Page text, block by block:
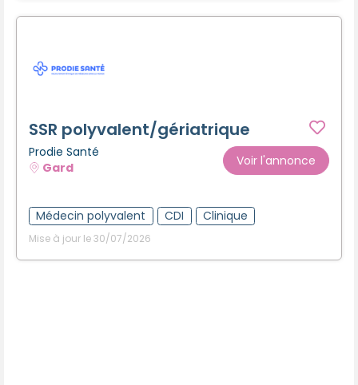
SSR polyvalent/gériatrique
Prodie Santé
Gard
Voir l'annonce
Médecin polyvalent CDI Clinique
Mise à jour le 30/07/2026